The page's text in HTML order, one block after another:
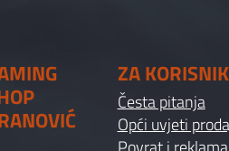
ZA
Česta pitanja
Opći uvjeti